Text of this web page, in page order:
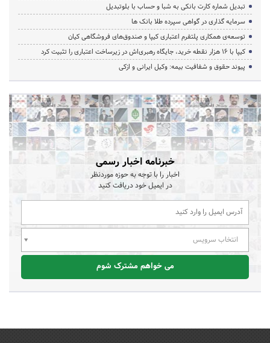
تبدیل شماره کارت بانکی به شبا و حساب با بلوتبدیل
سرمایه گذاری در گواهی سپرده طلا بانک ها
توسعه‌ی همکاری‌ پلتفرم اعتباری کیپا و صندوق‌های فروشگاهی کیان
کیپا با ۱۶ هزار نقطه خرید، جایگاه رهبری‌اش در زیرساخت اعتباری را تثبیت کرد
پیوند حقوق و شفافیت بیمه: وکیل ایرانی و ازکی
خبرنامه اخبار رسمی
اخبار را با توجه به حوزه موردنظر
در ایمیل خود دریافت کنید
انتخاب سرویس
می خواهم مشترک شوم